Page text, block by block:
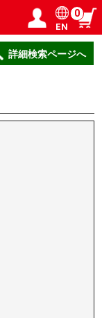
EN
0
詳細検索ページへ